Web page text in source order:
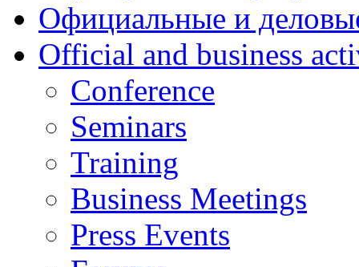
Официальные и
Official and business
Conference
Seminars
Training
Business Meetings
Press Events